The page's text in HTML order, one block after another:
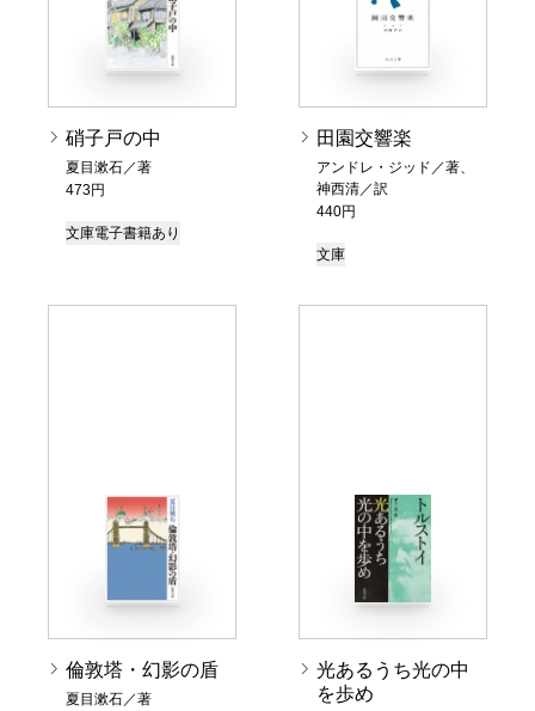
硝子戸の中
夏目漱石／著
473円
文庫電子書籍あり
田園交響楽
アンドレ・ジッド／著、
神西清／訳
440円
文庫
倫敦塔・幻影の盾
夏目漱石／著
光あるうち光の中
を歩め